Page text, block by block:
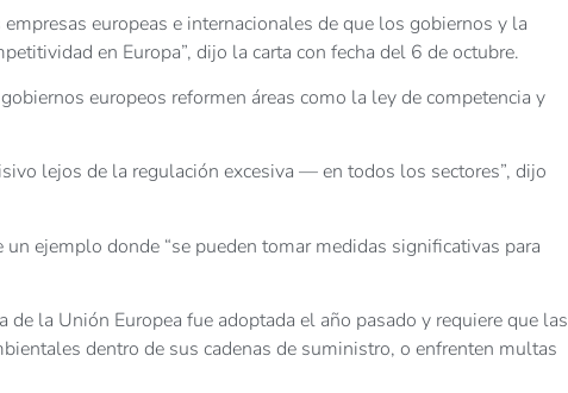
europeas e internacionales de que los gobiernos y la
en Europa”, dijo la carta con fecha del 6 de octubre.
europeos reformen áreas como la ley de competencia y
lejos de la regulación excesiva — en todos los sectores”, dijo
ejemplo donde “se pueden tomar medidas significativas para
la Unión Europea fue adoptada el año pasado y requiere que las
dentro de sus cadenas de suministro, o enfrenten multas